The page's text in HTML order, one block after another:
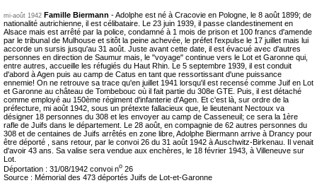
mi-août 1942 Famille Biermann -Adolphe est né à Cracovie en Pologne, le 8 août 1899; de
nationalité autrichienne, il est célibataire. Le 23 juin 1939, il passe clandestinement en
Alsace mais est arrêté par la police, condamné à 1 mois de prison et 100 francs d'amende
par le tribunal de Mulhouse et sitôt la peine achevée, le préfet l'expulse le 17 juillet mais lui
accorde un sursis jusqu'au 31 août. Juste avant cette date, il est évacué avec d'autres
personnes en direction de Saumur mais, le "voyage" continue vers le Lot et Garonne qui,
entre autres, accueille les réfugiés du Haut Rhin. Le 5 septembre 1939, il est conduit
d'abord à Agen puis au camp de Catus en tant que ressortissant d'une puissance
ennemie! On ne retrouve sa trace qu'en juillet 1941 lorsqu'il est recensé comme Juif en Lot
et Garonne au château de Tombebouc où il fait partie du 308e GTE. Puis, il est détaché
comme employé au 150ème régiment d'infanterie d'Agen. Et c'est là, sur ordre de la
préfecture, mi août 1942, sous un prétexte fallacieux que, le lieutenant Nectoux va
désigner 18 personnes du 308 et les envoyer au camp de Casseneuil; ce sera la 1ère
rafle de Juifs dans le département. Le 28 août, en compagnie de 62 autres personnes du
308 et de centaines de Juifs arrêtés en zone libre, Adolphe Biermann arrive à Drancy pour
être déporté , sans retour, par le convoi 26 du 31 août 1942 à Auschwitz-Birkenau. Il venait
d'avoir 43 ans. Sa valise sera vendue aux enchères, le 18 février 1943, à Villeneuve sur
Lot.
Déportation : 31/08/1942 convoi no 26
Source : Mémorial des 473 déportés Juifs de Lot-et-Garonne